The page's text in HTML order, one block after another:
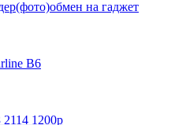
на гаджет
B6
1200р